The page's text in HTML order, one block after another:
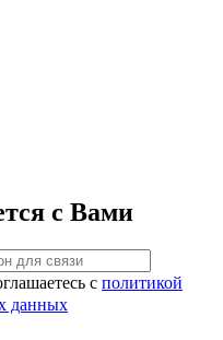
с Вами
с политикой
данных